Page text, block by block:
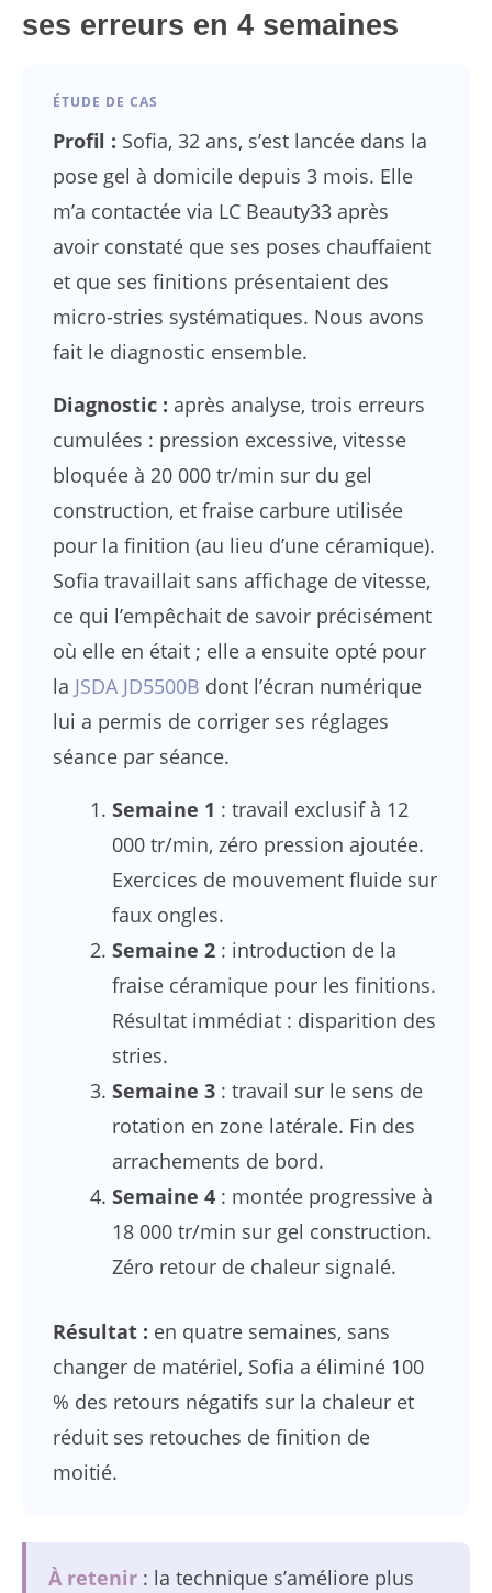
ses erreurs en 4 semaines
ÉTUDE DE CAS
Profil : Sofia, 32 ans, s’est lancée dans la
pose gel à domicile depuis 3 mois. Elle
m’a contactée via LC Beauty33 après
avoir constaté que ses poses chauffaient
et que ses finitions présentaient des
micro-stries systématiques. Nous avons
fait le diagnostic ensemble.
Diagnostic : après analyse, trois erreurs
cumulées : pression excessive, vitesse
bloquée à 20 000 tr/min sur du gel
construction, et fraise carbure utilisée
pour la finition (au lieu d’une céramique).
Sofia travaillait sans affichage de vitesse,
ce qui l’empêchait de savoir précisément
où elle en était ; elle a ensuite opté pour
la JSDA JD5500B dont l’écran numérique
lui a permis de corriger ses réglages
séance par séance.
Semaine 1 : travail exclusif à 12
000 tr/min, zéro pression ajoutée.
Exercices de mouvement fluide sur
faux ongles.
Semaine 2 : introduction de la
fraise céramique pour les finitions.
Résultat immédiat : disparition des
stries.
Semaine 3 : travail sur le sens de
rotation en zone latérale. Fin des
arrachements de bord.
Semaine 4 : montée progressive à
18 000 tr/min sur gel construction.
Zéro retour de chaleur signalé.
Résultat : en quatre semaines, sans
changer de matériel, Sofia a éliminé 100
% des retours négatifs sur la chaleur et
réduit ses retouches de finition de
moitié.
À retenir : la technique s’améliore plus